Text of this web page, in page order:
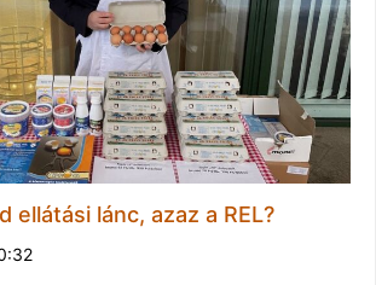
ellátási lánc, azaz a REL?